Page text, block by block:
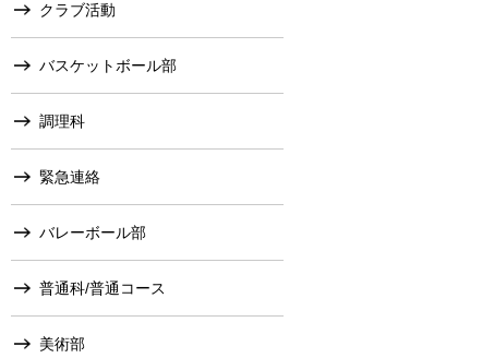
クラブ活動
バスケットボール部
調理科
緊急連絡
バレーボール部
普通科/普通コース
美術部